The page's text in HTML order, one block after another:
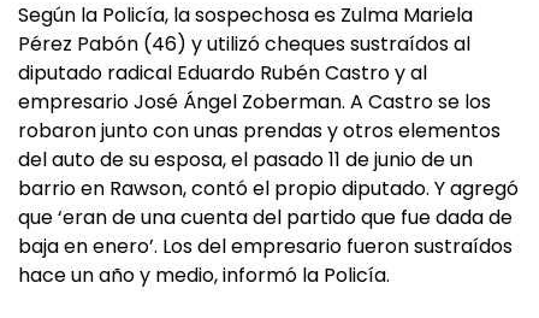
Según la Policía, la sospechosa es Zulma Mariela
Pérez Pabón (46) y utilizó cheques sustraídos al
diputado radical Eduardo Rubén Castro y al
empresario José Ángel Zoberman. A Castro se los
robaron junto con unas prendas y otros elementos
del auto de su esposa, el pasado 11 de junio de un
barrio en Rawson, contó el propio diputado. Y agregó
que ‘eran de una cuenta del partido que fue dada de
baja en enero’. Los del empresario fueron sustraídos
hace un año y medio, informó la Policía.